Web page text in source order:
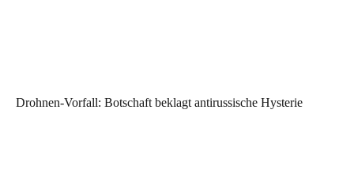
Drohnen-Vorfall: Botschaft beklagt antirussische Hysterie